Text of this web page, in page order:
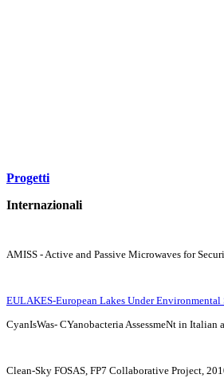
Progetti
Internazionali
AMISS - Active and Passive Microwaves for
EULAKES-European Lakes Under Environmental
CyanIsWas- CYanobacteria AssessmeNt in
Clean-Sky FOSAS, FP7 Collaborative Project,